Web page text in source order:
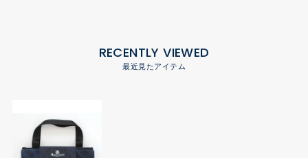
RECENTLY VIEWED
最近見たアイテム